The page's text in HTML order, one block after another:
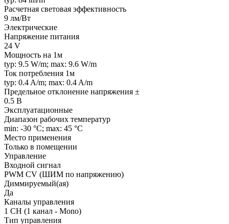
Расчетная световая эффективность
9 лм/Вт
Электрические
Напряжение питания
24 V
Мощность на 1м
typ: 9.5 W/m; max: 9.6 W/m
Ток потребления 1м
typ: 0.4 A/m; max: 0.4 A/m
Предельное отклонение напряжения ±
0.5 В
Эксплуатационные
Диапазон рабочих температур
min: -30 °C; max: 45 °C
Место применения
Только в помещении
Управление
Входной сигнал
PWM СV (ШИМ по напряжению)
Диммируемый(ая)
Да
Каналы управления
1 CH (1 канал - Mono)
Тип управления